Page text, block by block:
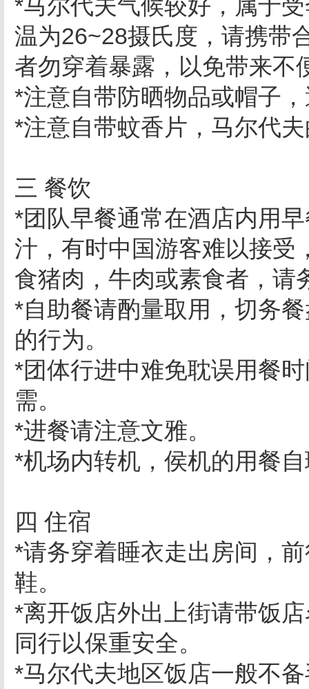
*马尔代夫气候较好，属于
温为26~28摄氏度，请携带
者勿穿着暴露，以免带来
*注意自带防晒物品或帽子
*注意自带蚊香片，马尔代
三 餐饮
*团队早餐通常在酒店内用
汁，有时中国游客难以接受
食猪肉，牛肉或素食者，
*自助餐请酌量取用，切务
的行为。
*团体行进中难免耽误用餐
需。
*进餐请注意文雅。
*机场内转机，侯机的用餐
四 住宿
*请务穿着睡衣走出房间，
鞋。
*离开饭店外出上街请带饭
同行以保重安全。
*马尔代夫地区饭店一般不